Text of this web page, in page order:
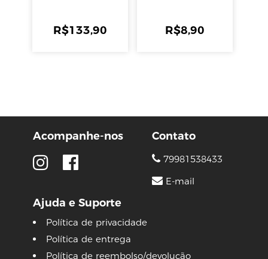
R$133,90 R$8,90
Acompanhe-nos
Ajuda e Suporte
Política de privacidade
Política de entrega
Política de reembolso/devolução
Contato
79981538433
E-mail